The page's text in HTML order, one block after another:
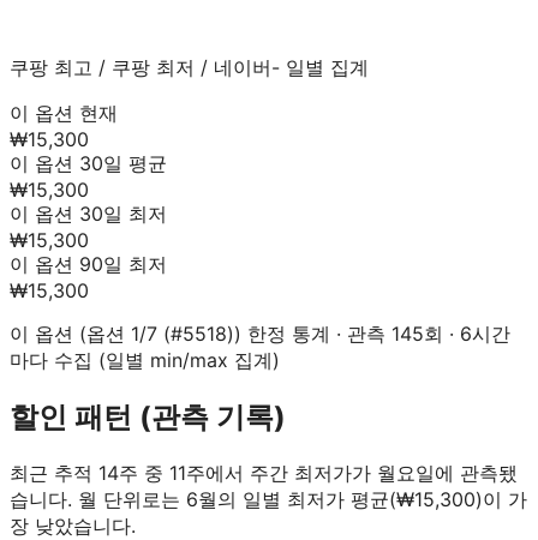
쿠팡 최고 / 쿠팡 최저 / 네이버- 일별 집계
이 옵션 현재
₩15,300
이 옵션 30일 평균
₩15,300
이 옵션 30일 최저
₩15,300
이 옵션 90일 최저
₩15,300
이 옵션 (옵션 1/7 (#5518)) 한정 통계 · 관측 145회 · 6시간
마다 수집 (일별 min/max 집계)
할인 패턴 (관측 기록)
최근 추적 14주 중 11주에서 주간 최저가가 월요일에 관측됐
습니다. 월 단위로는 6월의 일별 최저가 평균(₩15,300)이 가
장 낮았습니다.